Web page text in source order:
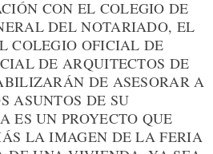
CON EL COLEGIO DE
DEL NOTARIADO, EL
COLEGIO OFICIAL DE
DE ARQUITECTOS DE
DE ASESORAR A
ASUNTOS DE SU
ES UN PROYECTO QUE
LA IMAGEN DE LA FERIA